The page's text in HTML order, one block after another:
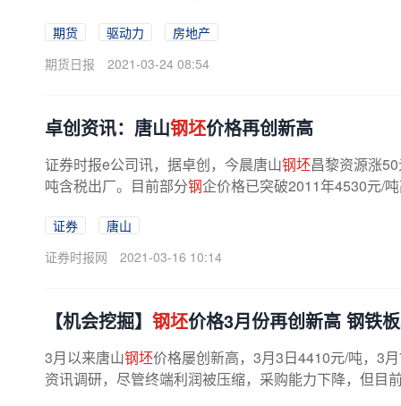
期货 驱动力
房地产
期货日报
2021-03-24 08:54
卓创资讯：唐山钢坯价格再创新高
证券时报e公司讯，据卓创，今晨唐山钢坯昌黎资源涨
吨含税出厂。目前部分钢企价格已突破2011年4530元/
证券
唐山
证券时报网
2021-03-16 10:14
【机会挖掘】 钢坯价格3月份再创新高 钢铁
3月以来唐山钢坯价格屡创新高，3月3日4410元/吨，3
资讯调研，尽管终端利润被压缩，采购能力下降，但目